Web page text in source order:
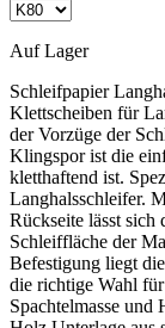
Auf Lager
Schleifpapier
Klettscheiben für
der Vorzüge der
Klingspor ist die
kletthaftend ist.
Langhalsschleifer.
Rückseite lässt sich
Schleiffläche der
Befestigung liegt
die richtige Wahl
Spachtelmasse